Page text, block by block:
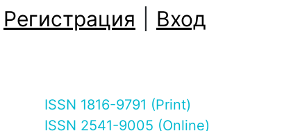
Регистрация Вход
ISSN 1816-9791 (Print)
ISSN 2541-9005 (Online)